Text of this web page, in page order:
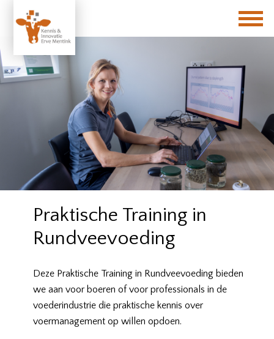
Praktische Training in
Rundveevoeding
Deze Praktische Training in Rundveevoeding bieden
we aan voor boeren of voor professionals in de
voederindustrie die praktische kennis over
voermanagement op willen opdoen.